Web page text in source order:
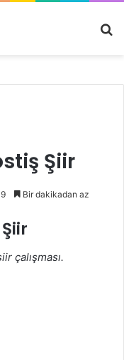
Şiir
Bir dakikadan az
çalışması.